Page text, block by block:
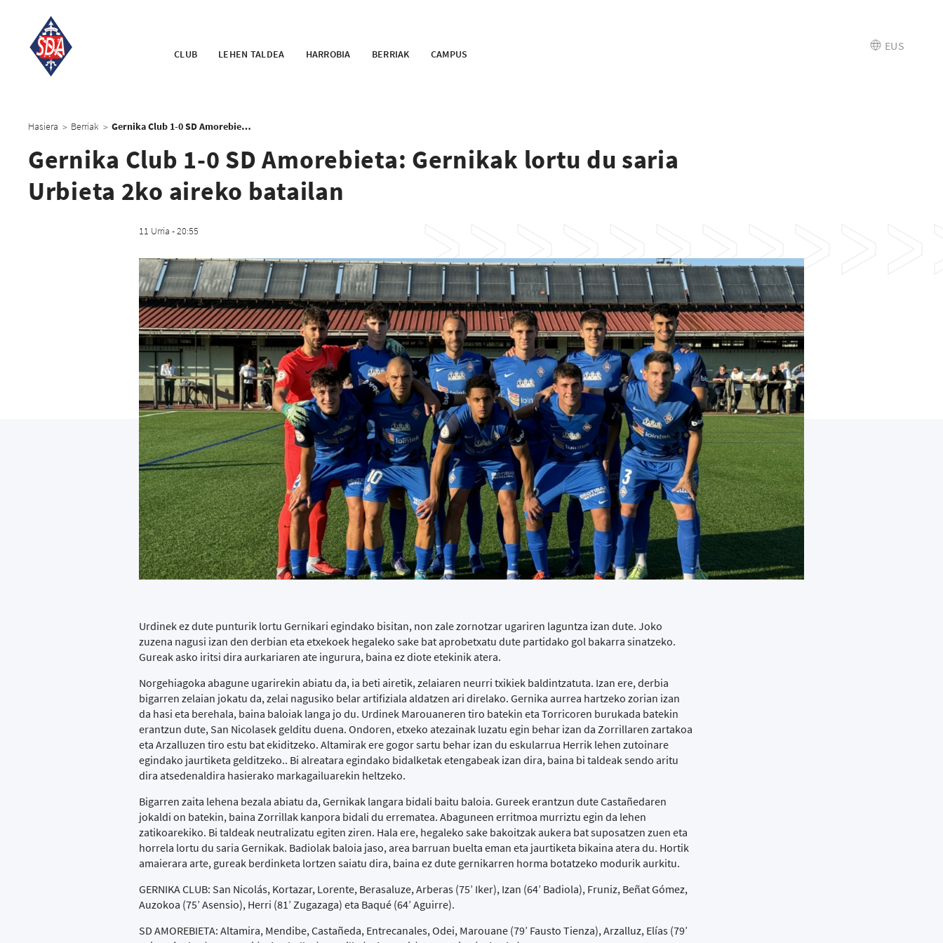
CLUB LEHEN TALDEA HARROBIA BERRIAK CAMPUS
EUS
Hasiera > Berriak > Gernika Club 1-0 SD Amorebieta: Gernikak lortu du saria Urbieta 2ko aireko batailan
Gernika Club 1-0 SD Amorebieta: Gernikak lortu du saria
Urbieta 2ko aireko batailan
11 Urria - 20:55
Urdinek ez dute punturik lortu Gernikari egindako bisitan, non zale zornotzar ugariren laguntza izan dute. Joko
zuzena nagusi izan den derbian eta etxekoek hegaleko sake bat aprobetxatu dute partidako gol bakarra sinatzeko.
Gureak asko iritsi dira aurkariaren ate ingurura, baina ez diote etekinik atera.
Norgehiagoka abagune ugarirekin abiatu da, ia beti airetik, zelaiaren neurri txikiek baldintzatuta. Izan ere, derbia
bigarren zelaian jokatu da, zelai nagusiko belar artifiziala aldatzen ari direlako. Gernika aurrea hartzeko zorian izan
da hasi eta berehala, baina baloiak langa jo du. Urdinek Marouaneren tiro batekin eta Torricoren burukada batekin
erantzun dute, San Nicolasek gelditu duena. Ondoren, etxeko atezainak luzatu egin behar izan da Zorrillaren zartakoa
eta Arzalluzen tiro estu bat ekiditzeko. Altamirak ere gogor sartu behar izan du eskularrua Herrik lehen zutoinare
egindako jaurtiketa gelditzeko.. Bi alreatara egindako bidalketak etengabeak izan dira, baina bi taldeak sendo aritu
dira atsedenaldira hasierako markagailuarekin heltzeko.
Bigarren zaita lehena bezala abiatu da, Gernikak langara bidali baitu baloia. Gureek erantzun dute Castañedaren
jokaldi on batekin, baina Zorrillak kanpora bidali du errematea. Abaguneen erritmoa murriztu egin da lehen
zatikoarekiko. Bi taldeak neutralizatu egiten ziren. Hala ere, hegaleko sake bakoitzak aukera bat suposatzen zuen eta
horrela lortu du saria Gernikak. Badiolak baloia jaso, area barruan buelta eman eta jaurtiketa bikaina atera du. Hortik
amaierara arte, gureak berdinketa lortzen saiatu dira, baina ez dute gernikarren horma botatzeko modurik aurkitu.
GERNIKA CLUB: San Nicolás, Kortazar, Lorente, Berasaluze, Arberas (75’ Iker), Izan (64’ Badiola), Fruniz, Beñat Gómez,
Auzokoa (75’ Asensio), Herri (81’ Zugazaga) eta Baqué (64’ Aguirre).
SD AMOREBIETA: Altamira, Mendibe, Castañeda, Entrecanales, Odei, Marouane (79’ Fausto Tienza), Arzalluz, Elías (79’